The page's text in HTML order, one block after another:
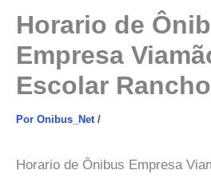
Horario de
Empresa
Escolar
Por Onibus_Net /
Horario de Ônibus Empresa